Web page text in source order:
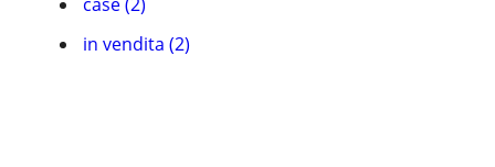
in vendita (2)